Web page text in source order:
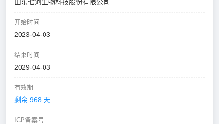
山东七河生物科技股份有限公司
开始时间
2023-04-03
结束时间
2029-04-03
有效期
剩余 968 天
ICP备案号